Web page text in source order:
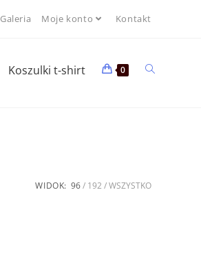
Galeria Moje konto Kontakt
Koszulki t-shirt 0
WIDOK: 96 192 WSZYSTKO